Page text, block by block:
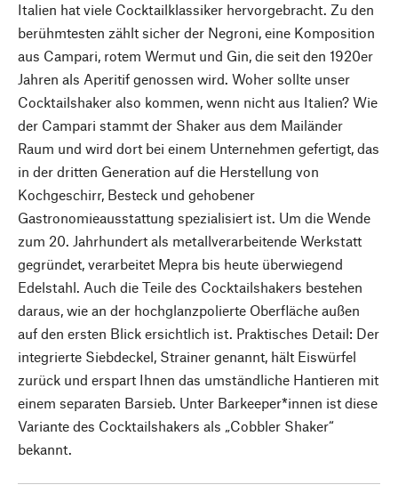
Italien hat viele Cocktailklassiker hervorgebracht. Zu den
berühmtesten zählt sicher der Negroni, eine Komposition
aus Campari, rotem Wermut und Gin, die seit den 1920er
Jahren als Aperitif genossen wird. Woher sollte unser
Cocktailshaker also kommen, wenn nicht aus Italien? Wie
der Campari stammt der Shaker aus dem Mailänder
Raum und wird dort bei einem Unternehmen gefertigt, das
in der dritten Generation auf die Herstellung von
Kochgeschirr, Besteck und gehobener
Gastronomieausstattung spezialisiert ist. Um die Wende
zum 20. Jahrhundert als metallverarbeitende Werkstatt
gegründet, verarbeitet Mepra bis heute überwiegend
Edelstahl. Auch die Teile des Cocktailshakers bestehen
daraus, wie an der hochglanzpolierte Oberfläche außen
auf den ersten Blick ersichtlich ist. Praktisches Detail: Der
integrierte Siebdeckel, Strainer genannt, hält Eiswürfel
zurück und erspart Ihnen das umständliche Hantieren mit
einem separaten Barsieb. Unter Barkeeper*innen ist diese
Variante des Cocktailshakers als „Cobbler Shaker“
bekannt.